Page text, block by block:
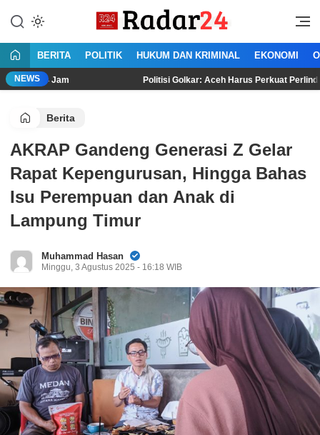
konten
Radar24.co.id
Jujur Lantang Bersuara
BERITA POLITIK HUKUM DAN KRIMINAL EKONOMI
NEWS Politisi Golkar: Aceh Harus Perkuat Perlindungan HAM
Berita
AKRAP Gandeng Generasi Z Gelar
Rapat Kepengurusan, Hingga Bahas
Isu Perempuan dan Anak di
Lampung Timur
Muhammad Hasan
Minggu, 3 Agustus 2025 - 16:18 WIB